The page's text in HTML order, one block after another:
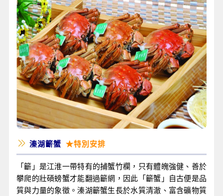
溱湖籪蟹 ★特別安排
「籪」是江淮一帶特有的捕蟹竹欄，只有體魄強健、善於
攀爬的壯碩螃蟹才能翻過籪網，因此「籪蟹」自古便是品
質與力量的象徵。溱湖籪蟹生長於水質清澈、富含礦物質